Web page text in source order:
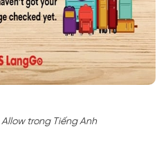
trong Tiếng Anh